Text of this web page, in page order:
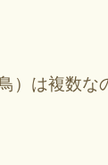
）は複数な